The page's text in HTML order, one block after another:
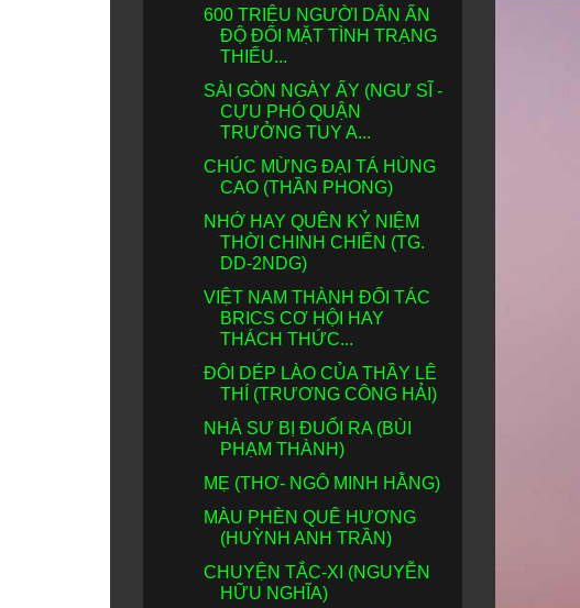
600 TRIỆU NGƯỜI DÂN ẤN
ĐỘ ĐỐI MẶT TÌNH TRẠNG
THIẾU...
SÀI GÒN NGÀY ẤY (NGƯ SĨ -
CỰU PHÓ QUẬN
TRƯỞNG TUY A...
CHÚC MỪNG ĐẠI TÁ HÙNG
CAO (THẦN PHONG)
NHỚ HAY QUÊN KỶ NIỆM
THỜI CHINH CHIẾN (TG.
DD-2NDG)
VIỆT NAM THÀNH ĐỐI TÁC
BRICS CƠ HỘI HAY
THÁCH THỨC...
ĐÔI DÉP LÀO CỦA THẦY LÊ
THÍ (TRƯƠNG CÔNG HẢI)
NHÀ SƯ BỊ ĐUỔI RA (BÙI
PHẠM THÀNH)
MẸ (THƠ- NGÔ MINH HẰNG)
MÀU PHÈN QUÊ HƯƠNG
(HUỲNH ANH TRẦN)
CHUYỆN TẮC-XI (NGUYỄN
HỮU NGHĨA)